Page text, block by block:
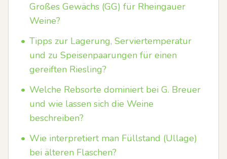
Großes Gewächs (GG) für Rheingauer
Weine?
• Tipps zur Lagerung, Serviertemperatur
und zu Speisenpaarungen für einen
gereiften Riesling?
• Welche Rebsorte dominiert bei G. Breuer
und wie lassen sich die Weine
beschreiben?
• Wie interpretiert man Füllstand (Ullage)
bei älteren Flaschen?